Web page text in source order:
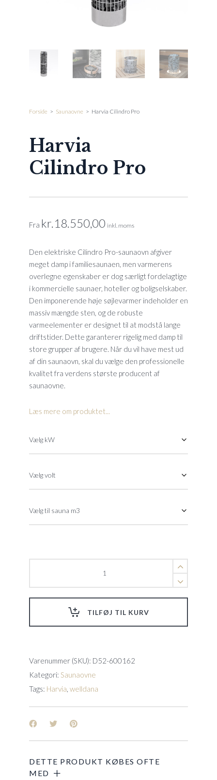
Forside > Saunaovne > Harvia Cilindro Pro
Harvia
Cilindro Pro
Fra kr. 18.550,00 inkl. moms
Den elektriske Cilindro Pro-saunaovn afgiver
meget damp i familiesaunaen, men varmerens
overlegne egenskaber er dog særligt fordelagtige
i kommercielle saunaer, hoteller og boligselskaber.
Den imponerende høje søjlevarmer indeholder en
massiv mængde sten, og de robuste
varmeelementer er designet til at modstå lange
driftstider. Dette garanterer rigelig med damp til
store grupper af brugere. Når du vil have mest ud
af din saunaovn, skal du vælge den professionelle
kvalitet fra verdens største producent af
saunaovne.
Læs mere om produktet...
TILFØJ TIL KURV
Varenummer (SKU): D52-600162
Kategori: Saunaovne
Tags: Harvia welldana